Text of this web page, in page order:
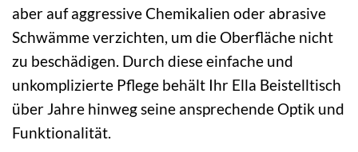
aber auf aggressive Chemikalien oder abrasive
Schwämme verzichten, um die Oberfläche nicht
zu beschädigen. Durch diese einfache und
unkomplizierte Pflege behält Ihr Ella Beistelltisch
über Jahre hinweg seine ansprechende Optik und
Funktionalität.